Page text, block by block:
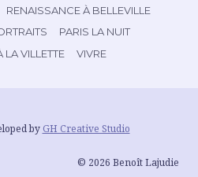
RENAISSANCE À BELLEVILLE
PARIS LA NUIT
LA VILLETTE
VIVRE
by GH Creative Studio
© 2026 Benoît Lajudie